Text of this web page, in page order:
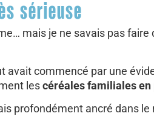
sérieuse
mais je ne savais pas faire
avait commencé par une
lescéréales familiales en
profondément ancré dans